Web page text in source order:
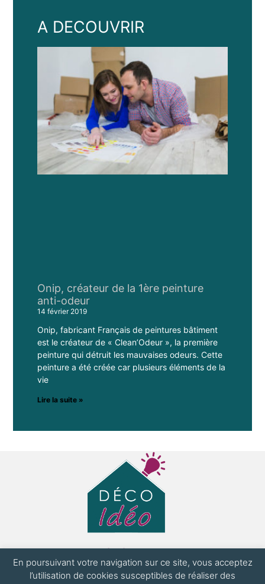
A DECOUVRIR
Onip, créateur de la 1ère peinture
anti-odeur
14 février 2019
Onip, fabricant Français de peintures bâtiment
est le créateur de « Clean’Odeur », la première
peinture qui détruit les mauvaises odeurs. Cette
peinture a été créée car plusieurs éléments de la
vie
Lire la suite »
particuliers !
En poursuivant votre navigation sur ce site, vous acceptez
l’utilisation de cookies susceptibles de réaliser des